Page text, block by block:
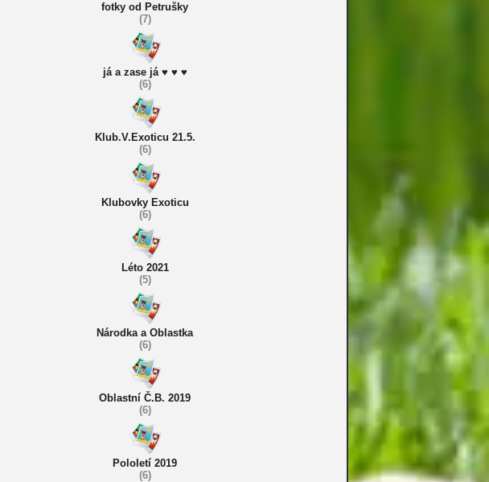
fotky od Petrušky
(7)
já a zase já ♥ ♥ ♥
(6)
Klub.V.Exoticu 21.5.
(6)
Klubovky Exoticu
(6)
Léto 2021
(5)
Národka a Oblastka
(6)
Oblastní Č.B. 2019
(6)
Pololetí 2019
(6)